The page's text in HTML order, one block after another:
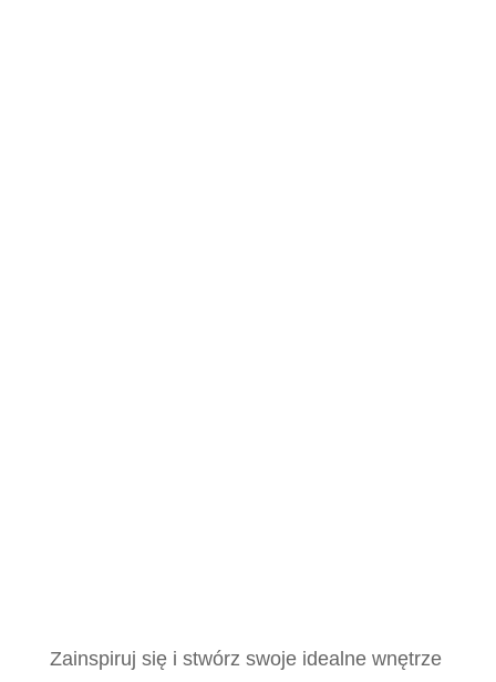
Zainspiruj się i stwórz swoje idealne wnętrze